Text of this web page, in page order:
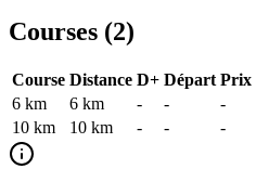
Courses (2)
Course Distance D+ Départ Prix
6 km
6 km - - -
10 km
10 km - - -